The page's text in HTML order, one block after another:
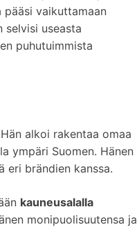
vaikuttamaan
selvisi useasta
puhutuimmista
alkoi rakentaa omaa
ympäri Suomen. Hänen
eri brändien kanssa.
kauneusalalla
monipuolisuutensa ja